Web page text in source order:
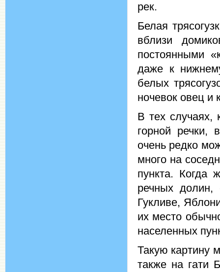
рек.
Белая
вблизи
постоянными
даже к
белых
ночевок овец и
В тех случаях,
горной речки,
очень редко
много на
пункта. Когда
речных долин,
Гукливе,
их место
населенных
Такую картину
также на гати